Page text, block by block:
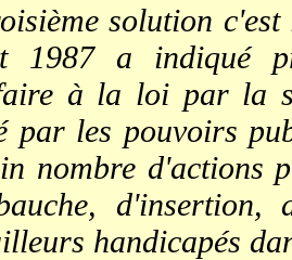
solution
1987 a indiqué
à la loi par la
par les pouvoirs
nombre d'actions
handicapés